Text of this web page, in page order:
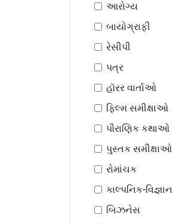
આરોગ્ય
બાયોગ્રાફી
રેસીપી
પત્ર
હૉરર વાર્તાઓ
ફિલ્મ સમીક્ષાઓ
પૌરાણિક કથાઓ
પુસ્તક સમીક્ષાઓ
રોમાંચક
કાલ્પનિક-વિજ્ઞાન
બિઝનેસ